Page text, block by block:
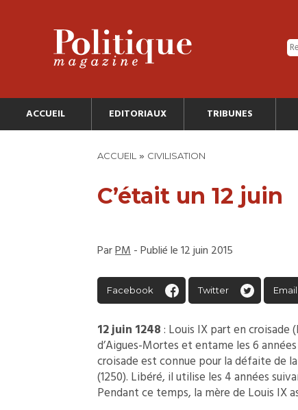
ACCUEIL EDITORIAUX TRIBUNES
ACCUEIL » CIVILISATION
C’était un 12 juin
ParPM- Publié le 12 juin 2015
Facebook Twitter Email
12 juin 1248: Louis IX part en croisade
d’Aigues-Mortes et entame les 6
croisade est connue pour la défaite de
(1250). Libéré, il utilise les 4 années
Pendant ce temps, la mère de Louis IX